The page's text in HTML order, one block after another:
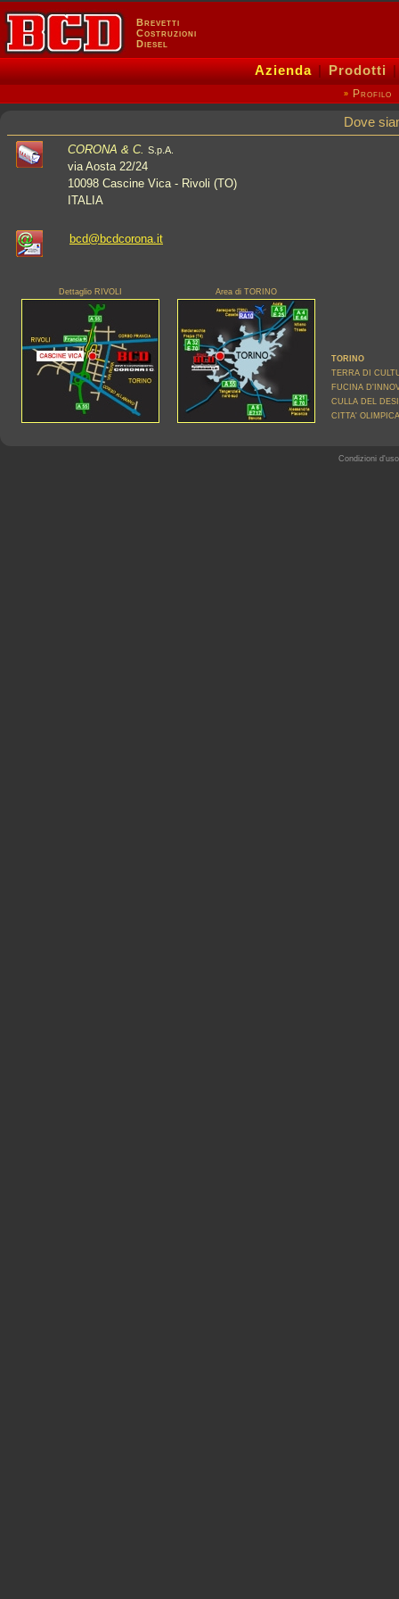
Brevetti
Costruzioni
Diesel
Azienda|Prodotti
» Profilo
Dove
CORONA & C. S.p.A.
via Aosta 22/24
10098 Cascine Vica - Rivoli (TO)
ITALIA
bcd@bcdcorona.it
Dettaglio RIVOLI Area di TORINO
TORINO
TERRA DI
FUCINA
CULLA DEL
CITTA' OLIMPICA
Condizioni d'uso